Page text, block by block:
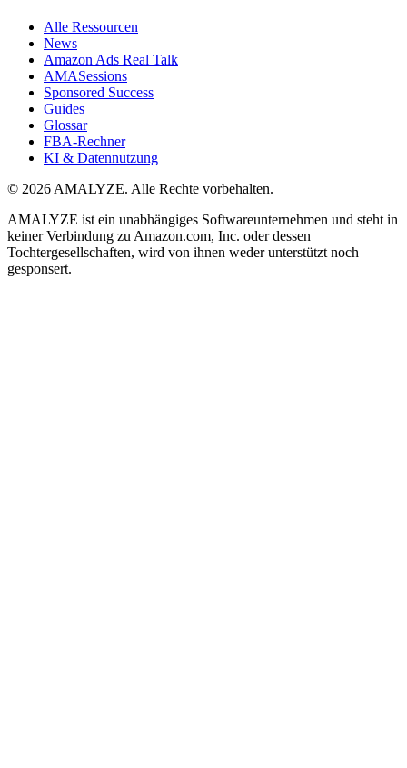
Alle Ressourcen
News
Amazon Ads Real Talk
AMASessions
Sponsored Success
Guides
Glossar
FBA-Rechner
KI & Datennutzung
© 2026 AMALYZE. Alle Rechte vorbehalten.
AMALYZE ist ein unabhängiges Softwareunternehmen und steht in
keiner Verbindung zu Amazon.com, Inc. oder dessen
Tochtergesellschaften, wird von ihnen weder unterstützt noch
gesponsert.